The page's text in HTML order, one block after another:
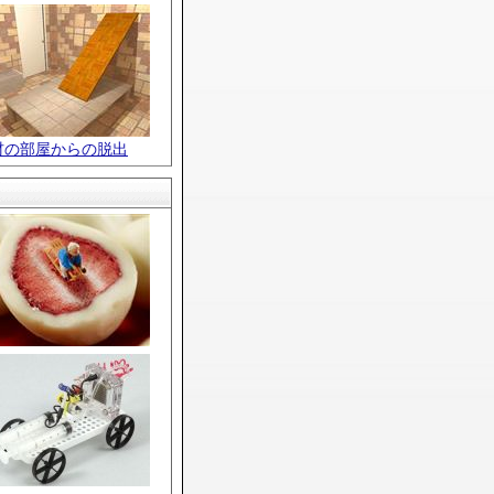
の部屋からの脱出